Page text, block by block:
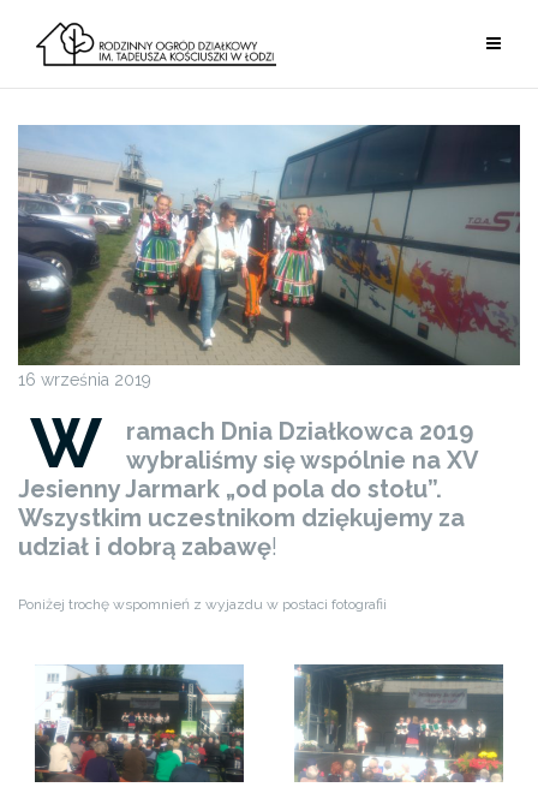
treści
16 września 2019
W
ramach Dnia Działkowca 2019
wybraliśmy się wspólnie na XV
Jesienny Jarmark „od pola do stołu”.
Wszystkim uczestnikom dziękujemy za
udział i dobrą zabawę!
Poniżej trochę wspomnień z wyjazdu w postaci fotografii